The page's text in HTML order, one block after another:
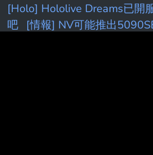
[Holo] Hololive Dreams已開
吧
[情報] NV可能推出